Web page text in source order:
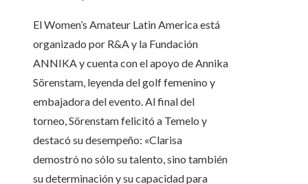
El Women’s Amateur Latin America está
organizado por R&A y la Fundación
ANNIKA y cuenta con el apoyo de Annika
Sörenstam, leyenda del golf femenino y
embajadora del evento. Al final del
torneo, Sörenstam felicitó a Temelo y
destacó su desempeño: «Clarisa
demostró no sólo su talento, sino también
su determinación y su capacidad para